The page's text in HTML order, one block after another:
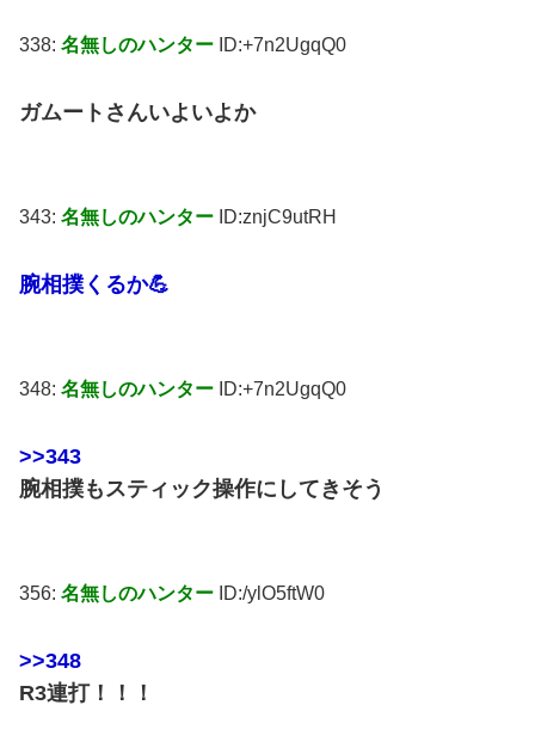
338: 名無しのハンター ID:+7n2UgqQ0
ガムートさんいよいよか
343: 名無しのハンター ID:znjC9utRH
腕相撲くるか💪
348: 名無しのハンター ID:+7n2UgqQ0
>>343
腕相撲もスティック操作にしてきそう
356: 名無しのハンター ID:/ylO5ftW0
>>348
R3連打！！！